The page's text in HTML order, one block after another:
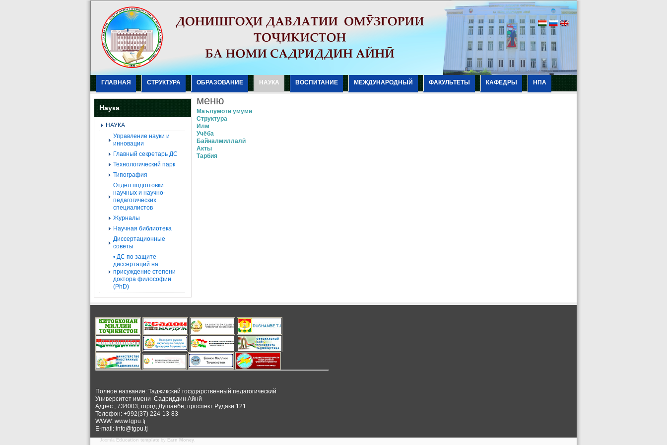
ГЛАВНАЯ СТРУКТУРА ОБРАЗОВАНИЕ НАУКА ВОСПИТАНИЕ МЕЖДУНАРОДНЫЙ ФАКУЛЬТЕТЫ КАФЕДРЫ НПА
Наука
НАУКА
Управление науки и
инновации
Главный секретарь ДС
Технологический парк
Типография
Отдел подготовки
научных и научно-
педагогических
специалистов
Журналы
Научная библиотека
Диссертационные
советы
• ДС по защите
диссертаций на
присуждение степени
доктора философии
(PhD)
меню
Маълумоти умумӣ
Структура
Илм
Учёба
Байналмиллалӣ
Акты
Тарбия
Полное название: Таджикский государственный педагогический
Университет имени Садриддин Айнӣ
Адрес:, 734003, город Душанбе, проспект Рудаки 121
Телефон: +992(37) 224-13-83
WWW: www.tgpu.tj
E-mail: info@tgpu.tj
Joomla Education template by Earn Money.